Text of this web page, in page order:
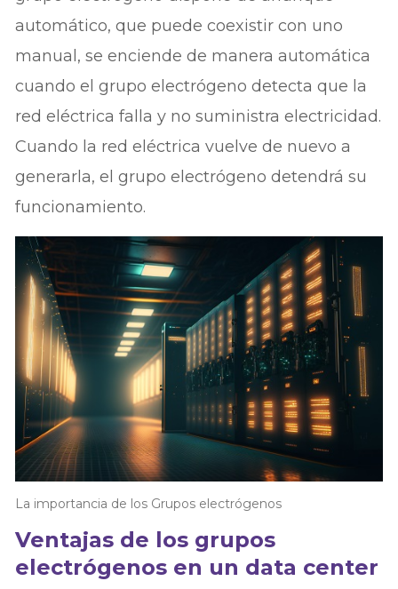
automático, que puede coexistir con uno
manual, se enciende de manera automática
cuando el grupo electrógeno detecta que la
red eléctrica falla y no suministra electricidad.
Cuando la red eléctrica vuelve de nuevo a
generarla, el grupo electrógeno detendrá su
funcionamiento.
La importancia de los Grupos electrógenos
Ventajas de los grupos
electrógenos en un data center